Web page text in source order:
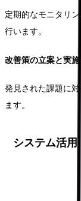
定期的なモニタリ
行います。
改善策の立案と実施
発見された課題に
ます。
システム活用